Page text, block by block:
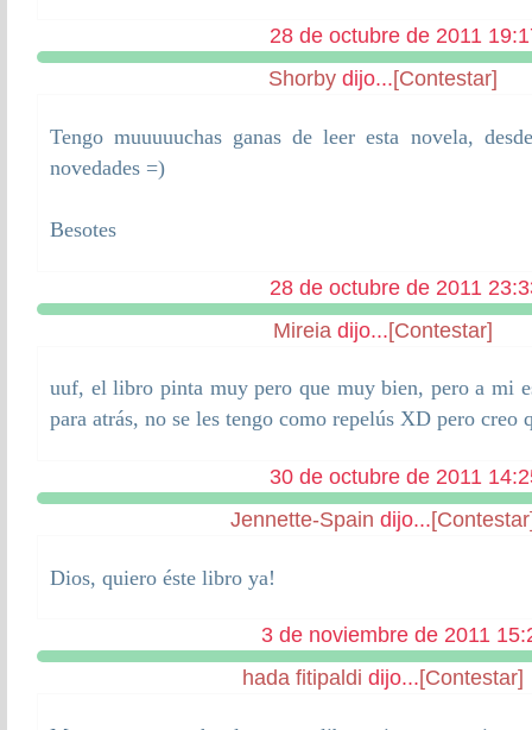
28 de octubre de 2011
Shorby dijo...[Contestar]
Tengo muuuuuchas ganas de leer esta novela,
novedades =)
Besotes
28 de octubre de 2011
Mireia dijo...[Contestar]
uuf, el libro pinta muy pero que muy bien, pero a mi
para atrás, no se les tengo como repelús XD pero creo
30 de octubre de 2011
Jennette-Spain dijo...
Dios, quiero éste libro ya!
3 de noviembre de 2011
hada fitipaldi dijo...[Contestar]